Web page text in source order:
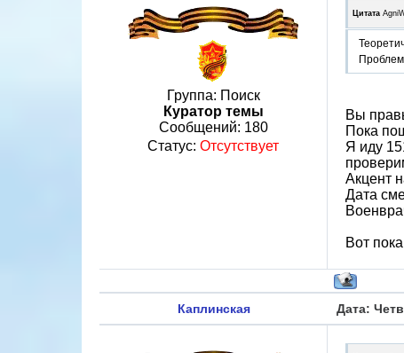
Группа: Поиск
Куратор темы
Сообщений: 180
Статус: Отсутствует
Цитата
Вы
Пока
Я иду
Акцент
Дата
Вот
Каплинская Дата: